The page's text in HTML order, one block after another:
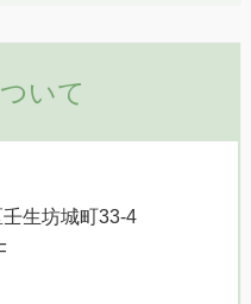
いて
生坊城町33-4